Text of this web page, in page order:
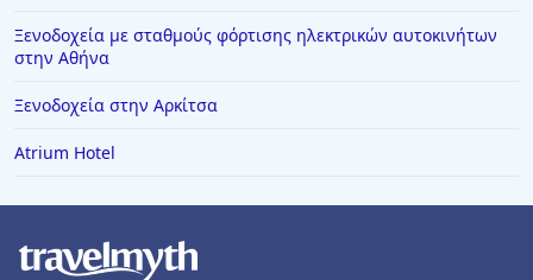
Ξενοδοχεία με σταθμούς φόρτισης ηλεκτρικών αυτοκινήτων
στην Αθήνα
Ξενοδοχεία στην Αρκίτσα
Atrium Hotel